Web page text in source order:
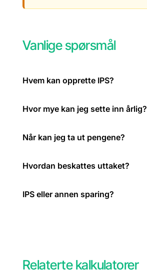
Vanlige spørsmål
Hvem kan opprette IPS?
Hvor mye kan jeg sette inn årlig?
Når kan jeg ta ut pengene?
Hvordan beskattes uttaket?
IPS eller annen sparing?
Relaterte kalkulatorer